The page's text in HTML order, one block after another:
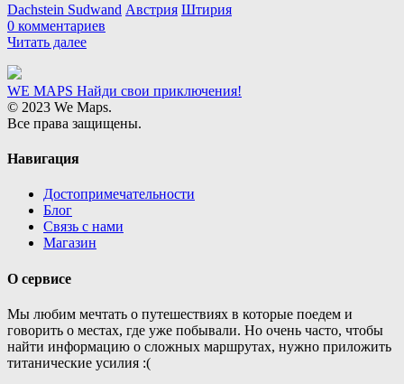
Dachstein Sudwand Австрия Штирия
0 комментариев
Читать далее
WE MAPS Найди свои приключения!
© 2023 We Maps.
Все права защищены.
Навигация
Достопримечательности
Блог
Связь с нами
Магазин
О сервисе
Мы любим мечтать о путешествиях в которые поедем и
говорить о местах, где уже побывали. Но очень часто, чтобы
найти информацию о сложных маршрутах, нужно приложить
титанические усилия :(